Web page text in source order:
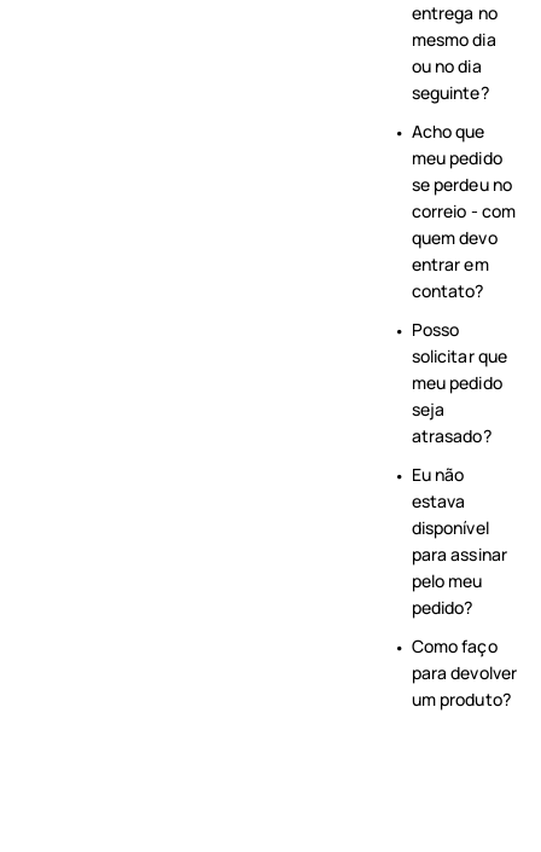
entrega no
mesmo dia
ou no dia
seguinte?
Acho que
meu pedido
se perdeu no
correio - com
quem devo
entrar em
contato?
Posso
solicitar que
meu pedido
seja
atrasado?
Eu não
estava
disponível
para assinar
pelo meu
pedido?
Como faço
para devolver
um produto?